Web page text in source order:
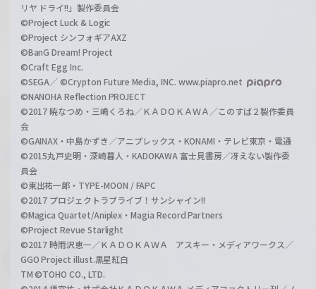
リヤ ドライ!!」製作委員会
©Project Luck & Logic
©Project シンフォギアAXZ
©BanG Dream! Project
©Craft Egg Inc.
©SEGA／ ©Crypton Future Media, INC. www.piapro.net
©NANOHA Reflection PROJECT
©2017 暁なつめ・三嶋くろね／ＫＡＤＯＫＡＷＡ／このすば２製作委員
会
©GAINAX・中島かずき／アニプレックス・KONAMI・テレビ東京・電通
©2015丸戸史明・深崎暮人・KADOKAWA 富士見書房／冴えない製作委
員会
©東出祐一郎・TYPE-MOON / FAPC
©2017 プロジェクトラブライブ！サンシャイン!!
©Magica Quartet/Aniplex・Magia Record Partners
©Project Revue Starlight
©2017 時雨沢恵一／ＫＡＤＯＫＡＷＡ アスキー・メディアワークス／
GGO Project illust.黒星紅白
TM ©TOHO CO., LTD.